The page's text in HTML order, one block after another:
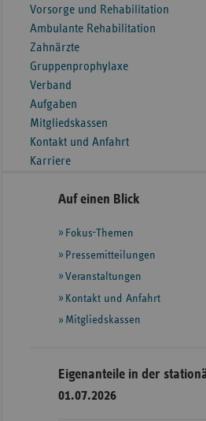
Vorsorge und Rehabilitation
Ambulante Rehabilitation
Zahnärzte
Gruppenprophylaxe
Verband
Aufgaben
Mitgliedskassen
Kontakt und Anfahrt
Karriere
Seitennavigation
Seitenleiste
weiteren
Informationen
Auf einen Blick
Fokus-Themen
Pressemitteilungen
Veranstaltungen
Kontakt und Anfahrt
Mitgliedskassen
Eigenanteile in der
01.07.2026